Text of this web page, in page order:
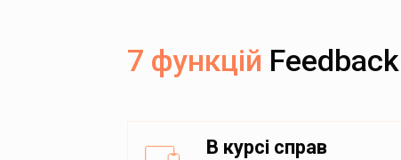
7 функцій
В курсі справ